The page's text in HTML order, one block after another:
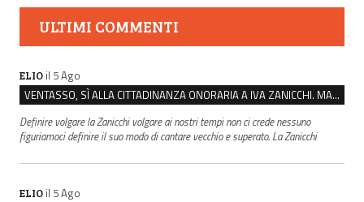
ULTIMI COMMENTI
ELIO il 5 Ago
VENTASSO, SÌ ALLA CITTADINANZA ONORARIA A IVA ZANICCHI. MA BARGIACCHI: “È DI PESSIMO GUSTO”
Definire volgare la Zanicchi volgare ai nostri tempi non ci crede nessuno
figuriamoci definire il suo modo di cantare vecchio e superato. La Zanicchi
ELIO il 5 Ago